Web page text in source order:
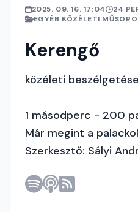
2025. 09. 16. 17:04
24
EGYÉB KÖZÉLETI
Kerengő
közéleti
1 másodperc - 200
Már megint a
Szerkesztő: Sályi